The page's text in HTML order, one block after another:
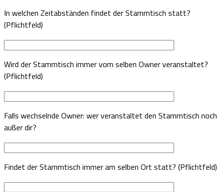
In welchen Zeitabständen findet der Stammtisch statt?
(Pflichtfeld)
Wird der Stammtisch immer vom selben Owner veranstaltet?
(Pflichtfeld)
Falls wechselnde Owner: wer veranstaltet den Stammtisch noch
außer dir?
Findet der Stammtisch immer am selben Ort statt? (Pflichtfeld)